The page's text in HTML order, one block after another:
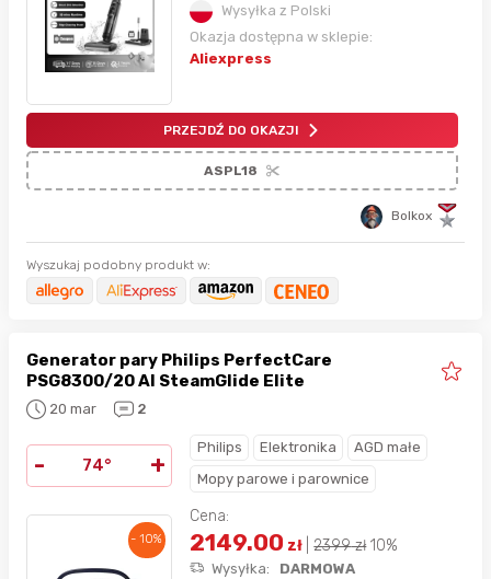
Wysyłka z Polski
Okazja dostępna w sklepie:
Aliexpress
PRZEJDŹ DO OKAZJI
ASPL18
Bolkox
Wyszukaj podobny produkt w:
Generator pary Philips PerfectCare
PSG8300/20 AI SteamGlide Elite
20 mar 2
- 74° +
Philips Elektronika
AGD małe
Mopy parowe i parownice
- 10%
Cena:
2149.00 zł 2399zł 10%
Wysyłka:
DARMOWA